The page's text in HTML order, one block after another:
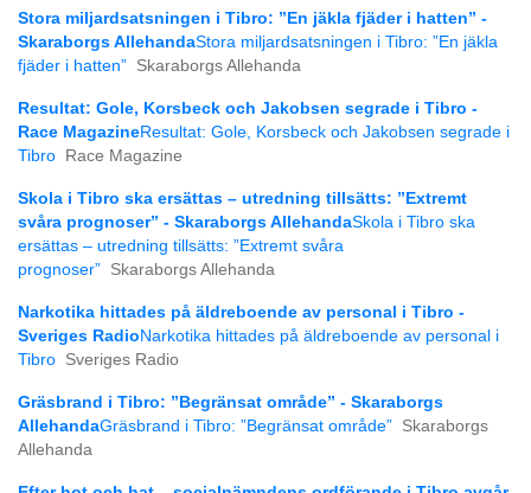
Stora miljardsatsningen i Tibro: ”En jäkla fjäder i hatten” -
Skaraborgs AllehandaStora miljardsatsningen i Tibro: ”En jäkla
fjäder i hatten” Skaraborgs Allehanda
Resultat: Gole, Korsbeck och Jakobsen segrade i Tibro -
Race MagazineResultat: Gole, Korsbeck och Jakobsen segrade i
Tibro
Race Magazine
Skola i Tibro ska ersättas – utredning tillsätts: ”Extremt
svåra prognoser” - Skaraborgs AllehandaSkola i Tibro ska
ersättas – utredning tillsätts: ”Extremt svåra
prognoser” Skaraborgs Allehanda
Narkotika hittades på äldreboende av personal i Tibro -
Sveriges Radio Narkotika hittades på äldreboende av personal i
Tibro Sveriges Radio
Gräsbrand i Tibro: ”Begränsat område” - Skaraborgs
AllehandaGräsbrand i Tibro: ”Begränsat område” Skaraborgs
Allehanda